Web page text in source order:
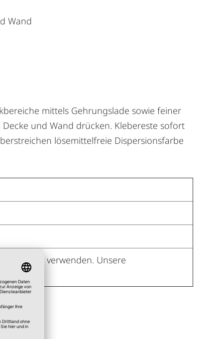
Wand
mittels Gehrungslade sowie feiner
und Wand drücken. Klebereste sofort
lösemittelfreie Dispersionsfarbe
Produkte verwenden. Unsere